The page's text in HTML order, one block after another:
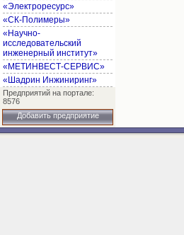
«Электроресурс»
«СК-Полимеры»
«Научно-
исследовательский
инженерный институт»
«МЕТИНВЕСТ-СЕРВИС»
«Шадрин Инжиниринг»
Предприятий на портале:
8576
Добавить предприятие